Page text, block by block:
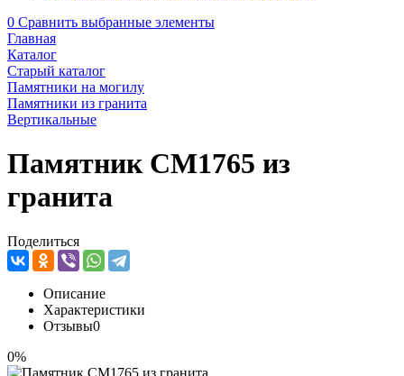
0 Сравнить выбранные элементы
Главная
Каталог
Старый каталог
Памятники на могилу
Памятники из гранита
Вертикальные
Памятник CM1765 из
гранита
Поделиться
Описание
Характеристики
Отзывы0
0%